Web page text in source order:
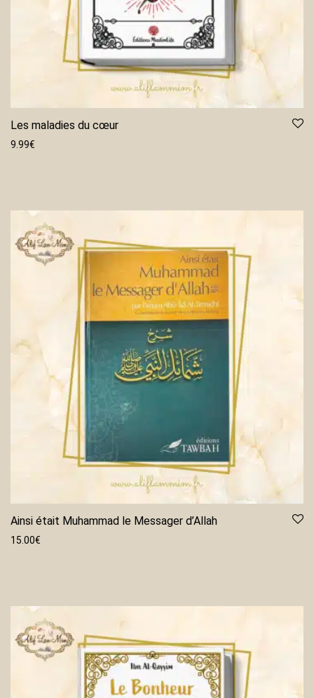
Les maladies du cœur
9.99€
Ainsi était Muhammad le Messager d’Allah
15.00€